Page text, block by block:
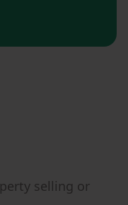
selling or